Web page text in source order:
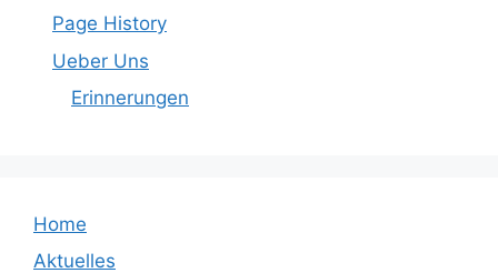
Page History
Ueber Uns
Erinnerungen
Home
Aktuelles